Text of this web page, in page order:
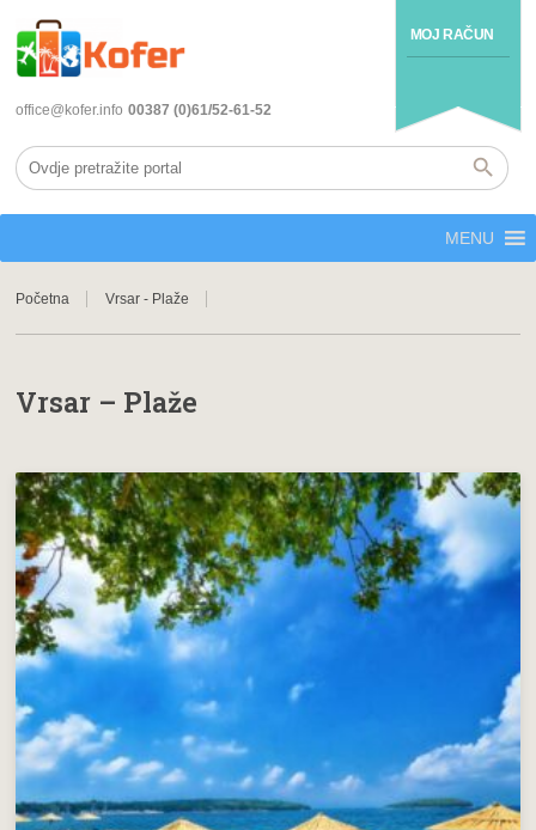
MOJ RAČUN
office@kofer.info 00387 (0)61/52-61-52
MENU
Početna Vrsar - Plaže
Vrsar – Plaže